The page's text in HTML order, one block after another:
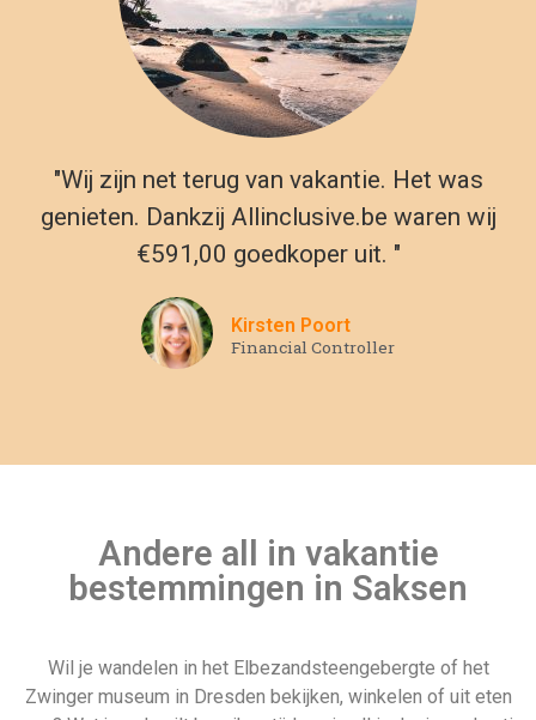
"Wij zijn net terug van vakantie. Het was
genieten. Dankzij Allinclusive.be waren wij
€591,00 goedkoper uit. "
Kirsten Poort
Financial Controller
Andere all in vakantie
bestemmingen in Saksen
Wil je wandelen in het Elbezandsteengebergte of het
Zwinger museum in Dresden bekijken, winkelen of uit eten